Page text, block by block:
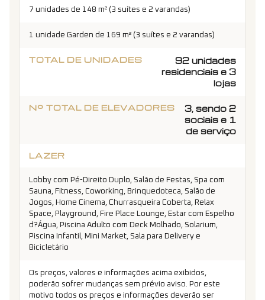
7 unidades de 148 m² (3 suítes e 2 varandas)
1 unidade Garden de 169 m² (3 suítes e 2 varandas)
TOTAL DE UNIDADES
92 unidades
residenciais e 3
lojas
Nº TOTAL DE ELEVADORES
3, sendo 2
sociais e 1
de serviço
LAZER
Lobby com Pé-Direito Duplo, Salão de Festas, Spa com
Sauna, Fitness, Coworking, Brinquedoteca, Salão de
Jogos, Home Cinema, Churrasqueira Coberta, Relax
Space, Playground, Fire Place Lounge, Estar com Espelho
d?Água, Piscina Adulto com Deck Molhado, Solarium,
Piscina Infantil, Mini Market, Sala para Delivery e
Bicicletário
Os preços, valores e informações acima exibidos,
poderão sofrer mudanças sem prévio aviso. Por este
motivo todos os preços e informações deverão ser